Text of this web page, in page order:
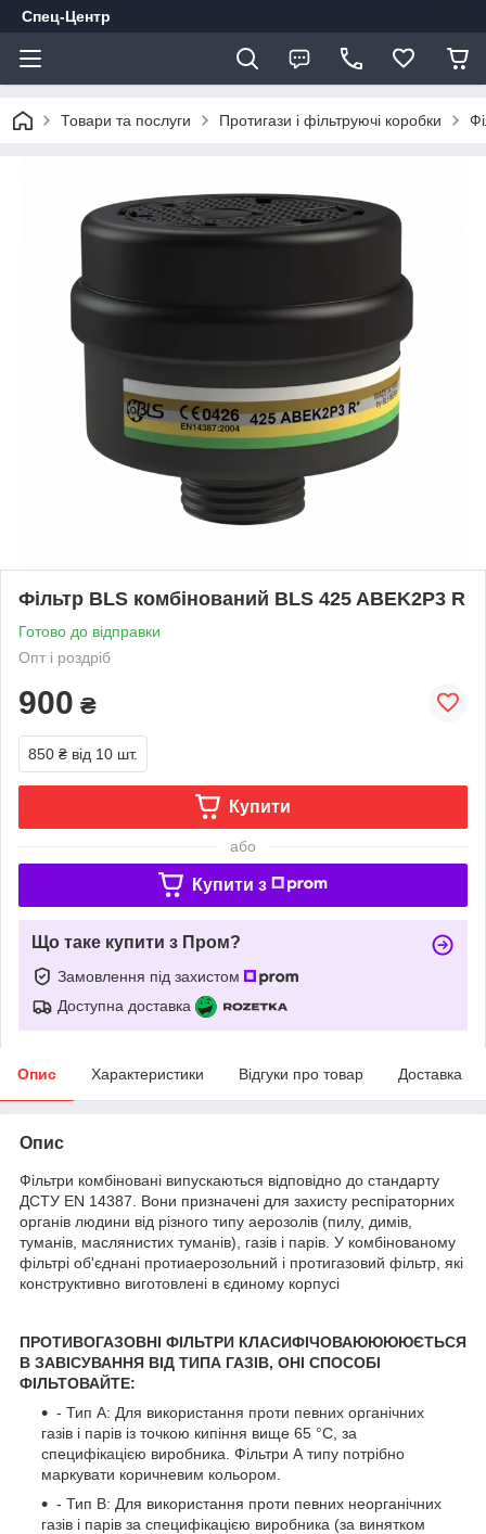
Спец-Центр
Товари та послуги Протигази і фільтруючі коробки
Фільтр BLS комбінований BLS 425 ABEK2P3 R
Готово до відправки
Опт і роздріб
900 ₴
850 ₴ від 10 шт.
Купити
або
Купити з
Що таке купити з Пром?
Замовлення під захистом
Доступна доставка
Опис Характеристики Відгуки про товар Доставка
Опис
Фільтри комбіновані випускаються відповідно до стандарту
ДСТУ EN 14387. Вони призначені для захисту респіраторних
органів людини від різного типу аерозолів (пилу, димів,
туманів, маслянистих туманів), газів і парів. У комбінованому
фільтрі об'єднані протиаерозольний і протигазовий фільтр, які
конструктивно виготовлені в єдиному корпусі
ПРОТИВОГАЗОВНІ ФІЛЬТРИ КЛАСИФІЧОВАЮЮЮЮЄТЬСЯ
В ЗАВІСУВАННЯ ВІД ТИПА ГАЗІВ, ОНІ СПОСОБІ
ФІЛЬТОВАЙТЕ:
- Тип A: Для використання проти певних органічних
газів і парів із точкою кипіння вище 65 °C, за
специфікацією виробника. Фільтри А типу потрібно
маркувати коричневим кольором.
- Тип B: Для використання проти певних неорганічних
газів і парів за специфікацією виробника (за винятком